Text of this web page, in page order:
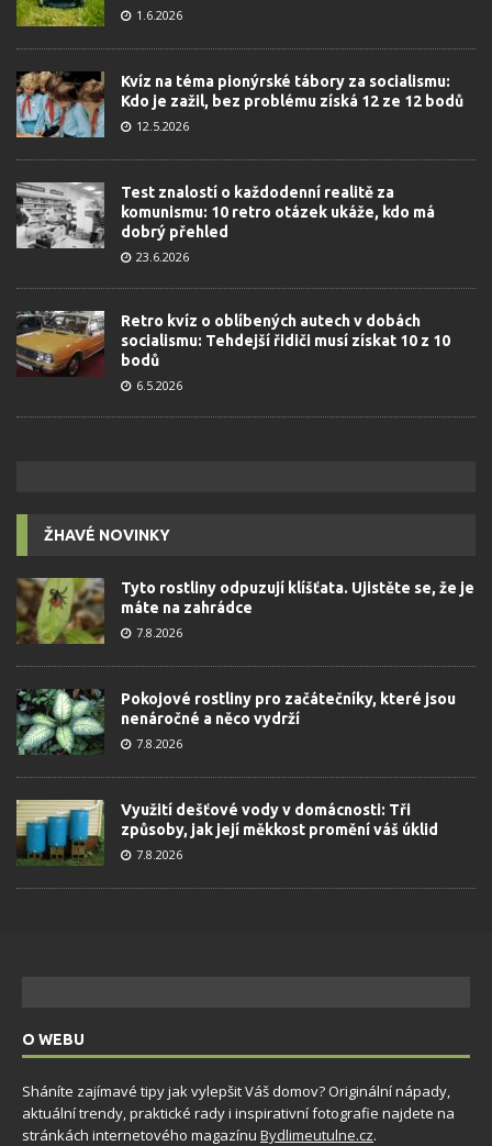
1.6.2026
Kvíz na téma pionýrské tábory za socialismu:
Kdo je zažil, bez problému získá 12 ze 12 bodů
12.5.2026
Test znalostí o každodenní realitě za
komunismu: 10 retro otázek ukáže, kdo má
dobrý přehled
23.6.2026
Retro kvíz o oblíbených autech v dobách
socialismu: Tehdejší řidiči musí získat 10 z 10
bodů
6.5.2026
ŽHAVÉ NOVINKY
Tyto rostliny odpuzují klíšťata. Ujistěte se, že je
máte na zahrádce
7.8.2026
Pokojové rostliny pro začátečníky, které jsou
nenáročné a něco vydrží
7.8.2026
Využití dešťové vody v domácnosti: Tři
způsoby, jak její měkkost promění váš úklid
7.8.2026
O WEBU
Sháníte zajímavé tipy jak vylepšit Váš domov? Originální nápady,
aktuální trendy, praktické rady i inspirativní fotografie najdete na
stránkách internetového magazínu Bydlimeutulne.cz.